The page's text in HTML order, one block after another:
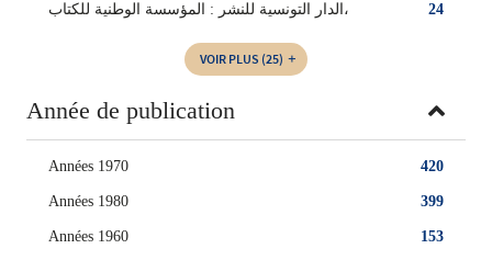
24 الدار التونسية للنشر : المؤسسة الوطنية للكتاب،
VOIR PLUS (25)
Année de publication
420
Années 1970
399
Années 1980
153
Années 1960